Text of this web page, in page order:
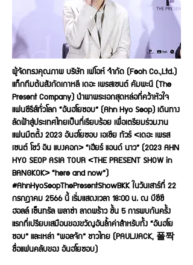
ผู้จัดทรงคุณภาพ บริษัท เฟโอห์ จำกัด (Feoh Co.,Ltd.)
แท็กทีมต้นสังกัดเกาหลี เดอะ เพรสเซนต์ คัมพะนี (The
Present Company) นำพาพระเอกสุดหล่อที่คว้าหัวใจ
แฟนซีรีส์ทั่วโลก “อันฮโยซอบ” (Ahn Hyo Seop) เดินทาง
ลัดฟ้าสู่ประเทศไทยเป็นที่เรียบร้อย เพื่อเตรียมร่วมงาน
แฟนมีตติ้ง 2023 อันฮโยซอบ เอเชีย ทัวร์ <เดอะ เพรส
เซนต์ โชว์ อิน แบงคอก> “เฮียร์ แอนด์ นาว” (2023 AHN
HYO SEOP ASIA TOUR <THE PRESENT SHOW in
BANGKOK> “here and now”)
#AhnHyoSeopThePresentShowBKK ในวันเสาร์ที่ 22
กรกฎาคม 2566 นี้ เริ่มแสดงเวลา 18:00 น. ณ บีซีซี
ฮอลล์ เซ็นทรัล พลาซ่า ลาดพร้าว ชั้น 5 การพบกันครั้ง
แรกที่เปรียบเสมือนของขวัญอันล้ำค่าสำหรับทั้ง “อันฮโย
ซอบ” และเหล่า “พอลจัก” ชาวไทย (PAULJJACK, 폴짝
ชื่อแฟนคลับของ อันฮโยซอบ)